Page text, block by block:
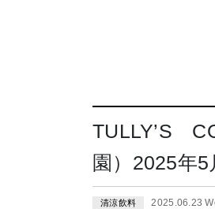
TULLY’S
園）2025年5
清涼飲料 2025.06.23